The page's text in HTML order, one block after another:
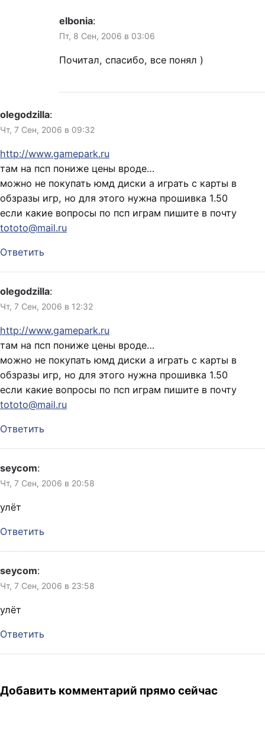
elbonia:
Пт, 8 Сен, 2006 в 03:06
Почитал, спасибо, все понял )
olegodzilla:
Чт, 7 Сен, 2006 в 09:32
http://www.gamepark.ru
там на псп пониже цены вроде…
можно не покупать юмд диски а играть с карты в
обзразы игр, но для этого нужна прошивка 1.50
если какие вопросы по псп играм пишите в почту
tototo@mail.ru
Ответить
olegodzilla:
Чт, 7 Сен, 2006 в 12:32
http://www.gamepark.ru
там на псп пониже цены вроде…
можно не покупать юмд диски а играть с карты в
обзразы игр, но для этого нужна прошивка 1.50
если какие вопросы по псп играм пишите в почту
tototo@mail.ru
Ответить
seycom:
Чт, 7 Сен, 2006 в 20:58
улёт
Ответить
seycom:
Чт, 7 Сен, 2006 в 23:58
улёт
Ответить
Добавить комментарий прямо сейчас